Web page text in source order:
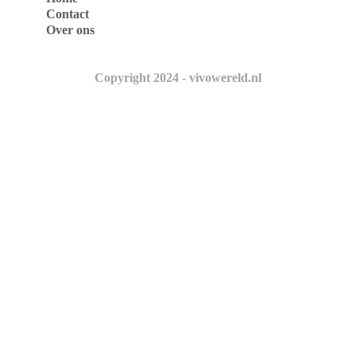
Contact
Over ons
Copyright 2024 - vivowereld.nl